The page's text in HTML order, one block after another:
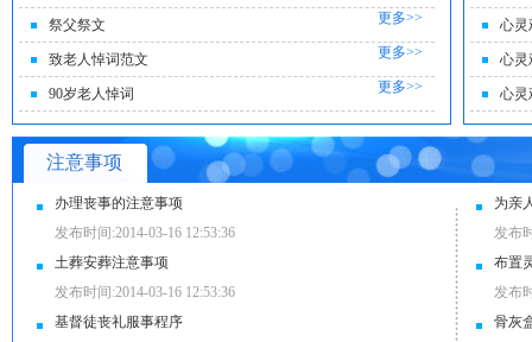
更多>>
祭父祭文
更多>>
致老人悼词范文
更多>>
90岁老人悼词
心灵
心灵
心灵
注意事项
办理丧事的注意事项
发布时间:2014-03-16 12:53:36
为亲
发布
土葬安葬注意事项
发布时间:2014-03-16 12:53:36
布置
发布
基督徒丧礼服事程序
骨灰